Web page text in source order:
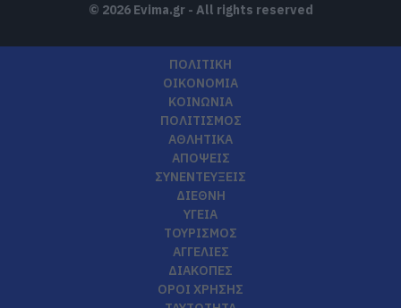
© 2026 Evima.gr - All rights reserved
ΠΟΛΙΤΙΚΗ
ΟΙΚΟΝΟΜΙΑ
ΚΟΙΝΩΝΙΑ
ΠΟΛΙΤΙΣΜΟΣ
ΑΘΛΗΤΙΚΑ
ΑΠΟΨΕΙΣ
ΣΥΝΕΝΤΕΥΞΕΙΣ
ΔΙΕΘΝΗ
ΥΓΕΙΑ
ΤΟΥΡΙΣΜΟΣ
ΑΓΓΕΛΙΕΣ
ΔΙΑΚΟΠΕΣ
ΟΡΟΙ ΧΡΗΣΗΣ